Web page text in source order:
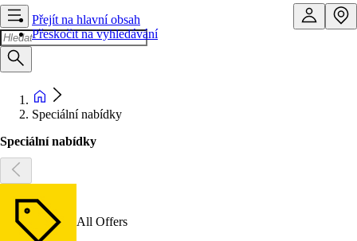
Přejít na hlavní obsah
Přeskočit na vyhledávání
Speciální nabídky
Speciální nabídky
All Offers